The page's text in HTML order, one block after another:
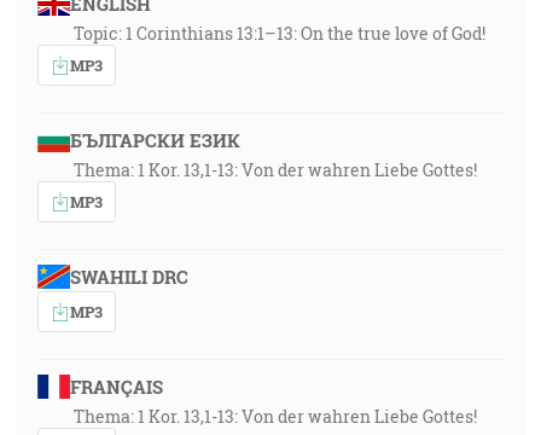
odniesť domov
Ale potom boj v hlave…. Čo povedia ostatní?
Topic: 1 Corinthians 13:1–13: On the true love of God!
MP3
БЪЛГАРСКИ ЕЗИК
Thema: 1 Kor. 13,1-13: Von der wahren Liebe Gottes!
MP3
SWAHILI DRC
MP3
FRANÇAIS
Thema: 1 Kor. 13,1-13: Von der wahren Liebe Gottes!